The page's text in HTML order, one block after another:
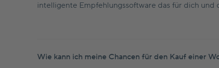
intelligente Empfehlungssoftware das für dich
Wie kann ich meine Chancen für den Kauf einer